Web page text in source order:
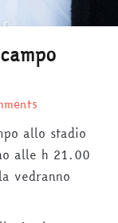
allo stadio
alle h 21.00
vedranno